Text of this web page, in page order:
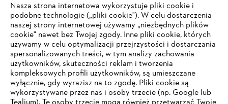
#STIHL
Nasza strona internetowa wykorzystuje pliki cookie i
podobne technologie („pliki cookie"). W celu dostarczenia
naszej strony internetowej używamy „niezbędnych plików
cookie" nawet bez Twojej zgody. Inne pliki cookie, których
używamy w celu optymalizacji przejrzystości i dostarczania
spersonalizowanych treści, w tym analizy zachowania
użytkowników, skuteczności reklam i tworzenia
kompleksowych profili użytkowników, są umieszczane
wyłącznie, gdy wyrazisz na to zgodę. Pliki cookie są
wykorzystywane przez nas i osoby trzecie (np. Google lub